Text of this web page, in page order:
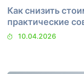
Как снизить
практические
10.04.2026